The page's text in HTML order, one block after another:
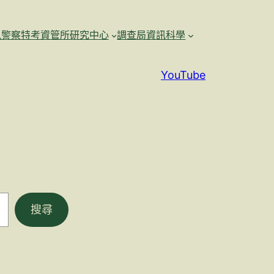
察特考資管所研究中心 調查局資訊科學
YouTube
搜尋